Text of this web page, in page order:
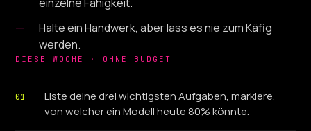
Halte ein Handwerk, aber lass es nie zum Käfig
werden.
DIESE WOCHE · OHNE BUDGET
01
Liste deine drei wichtigsten Aufgaben, markiere,
von welcher ein Modell heute 80% könnte.